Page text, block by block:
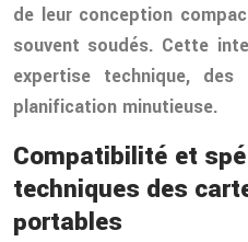
de leur conception
souvent soudés. Cette
expertise technique,
planification minutieuse.
Compatibilité et
techniques des
portables